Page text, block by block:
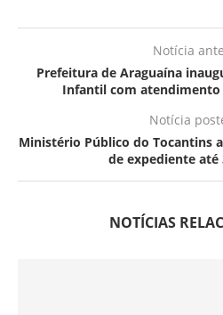
Notícia
Prefeitura de Araguaína
Infantil com
Notícia
Ministério Público do Tocantins
de expediente até
NOTÍCIAS